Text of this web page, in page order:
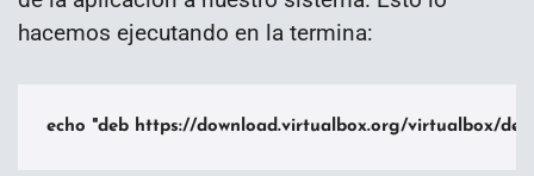
hacemos ejecutando en la termina:
echo "deb https://download.virtualbox.org/virtualbox/